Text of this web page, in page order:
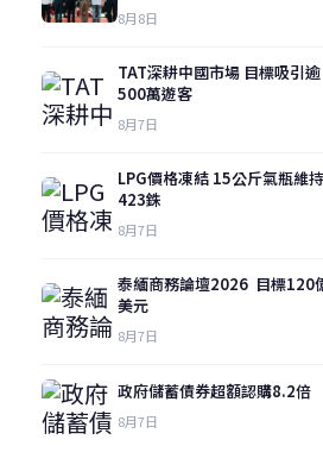
8月8日
TAT深耕中國市場 目標吸引逾
500萬遊客
8月7日
LPG價格凍結 15公斤氣瓶維持
423銖
8月7日
泰緬商務論壇2026 目標120
美元
8月7日
政府儲蓄債券超額認購8.2倍
8月7日